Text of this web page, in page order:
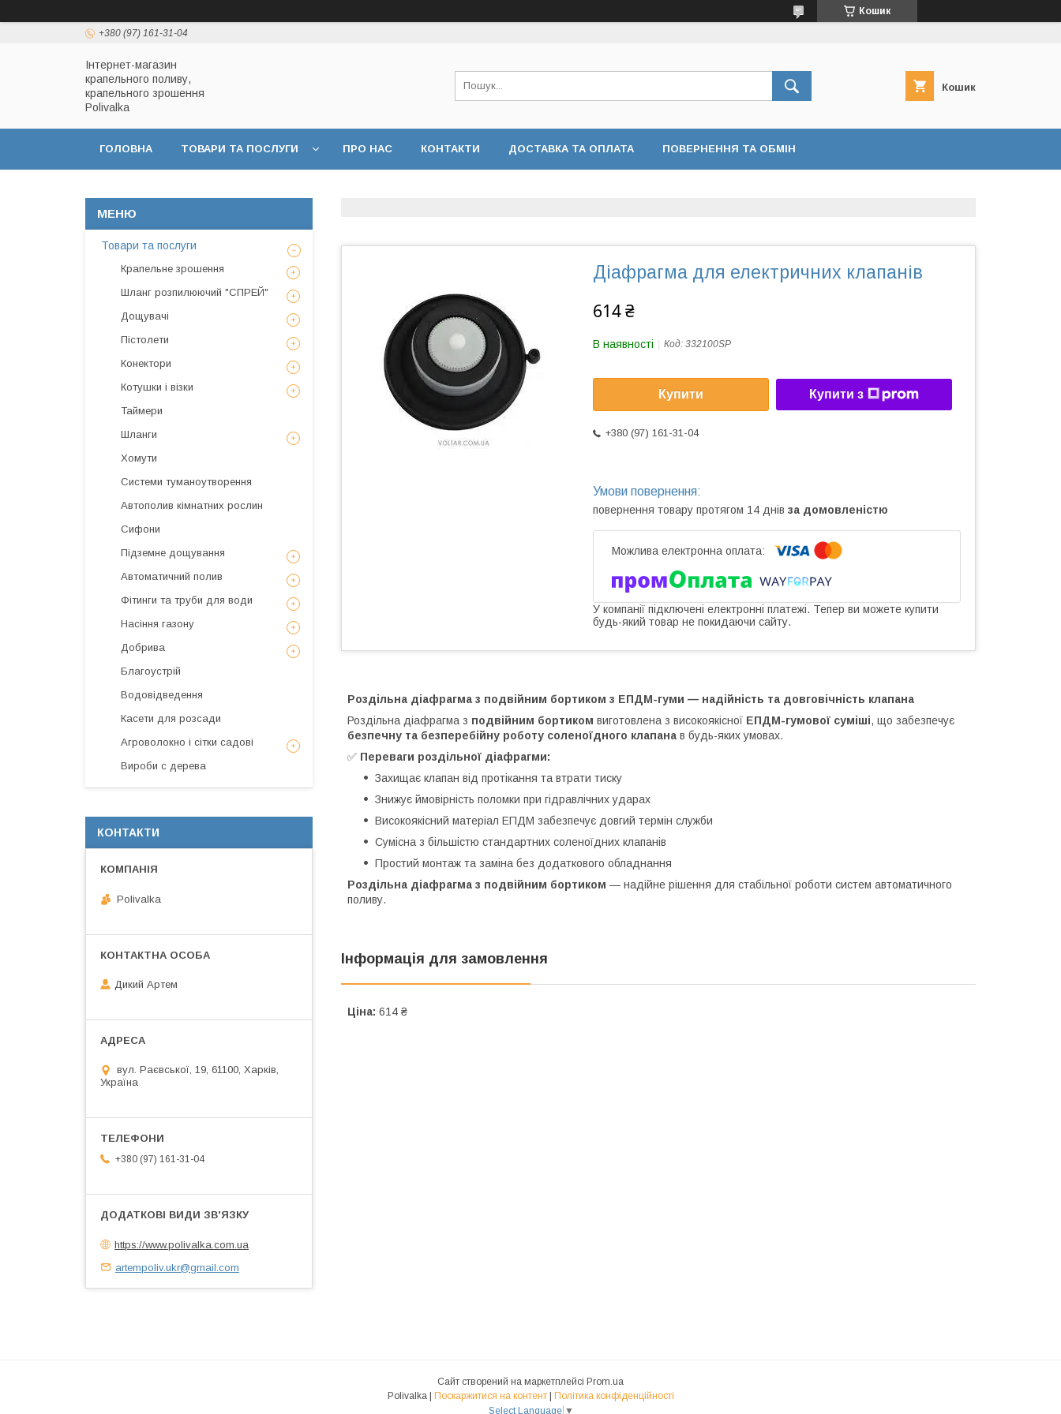
Кошик
+380 (97) 161-31-04
Інтернет-магазин
крапельного поливу,
крапельного зрошення
Polivalka
Кошик
ГОЛОВНА ТОВАРИ ТА ПОСЛУГИ ПРО НАС КОНТАКТИ ДОСТАВКА ТА ОПЛАТА ПОВЕРНЕННЯ ТА ОБМІН
Діафрагма для електричних клапанів
614 ₴
В наявності Код: 332100SP
Купити Купити з
+380 (97) 161-31-04
повернення товару протягом 14 днів за домовленістю
У компанії підключені електронні платежі. Тепер ви можете купити
будь-який товар не покидаючи сайту.
Роздільна діафрагма з подвійним бортиком з ЕПДМ-гуми — надійність та довговічність клапана
Роздільна діафрагма з подвійним бортиком виготовлена з високоякісної ЕПДМ-гумової суміші, що забезпечує
безпечну та безперебійну роботу соленоїдного клапана в будь-яких умовах.
✅ Переваги роздільної діафрагми:
Захищає клапан від протікання та втрати тиску
Знижує ймовірність поломки при гідравлічних ударах
Високоякісний матеріал ЕПДМ забезпечує довгий термін служби
Сумісна з більшістю стандартних соленоїдних клапанів
Простий монтаж та заміна без додаткового обладнання
Роздільна діафрагма з подвійним бортиком — надійне рішення для стабільної роботи систем автоматичного
поливу.
Інформація для замовлення
Ціна: 614 ₴
Товари та послуги
Крапельне зрошення
Шланг розпилюючий "СПРЕЙ"
Дощувачі
Пістолети
Конектори
Котушки і візки
Таймери
Шланги
Хомути
Системи туманоутворення
Автополив кімнатних рослин
Сифони
Підземне дощування
Автоматичний полив
Фітинги та труби для води
Насіння газону
Добрива
Благоустрій
Водовідведення
Касети для розсади
Агроволокно і сітки садові
Вироби с дерева
КОНТАКТИ
Polivalka
Дикий Артем
вул. Раєвської, 19, 61100, Харків,
Україна
+380 (97) 161-31-04
https://www.polivalka.com.ua
artempoliv.ukr@gmail.com
Сайт створений на маркетплейсі Prom.ua
Поскаржитися на контент
Політика конфіденційності
Select Language ▼